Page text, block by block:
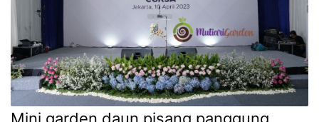
Mini garden daun pisang panggung